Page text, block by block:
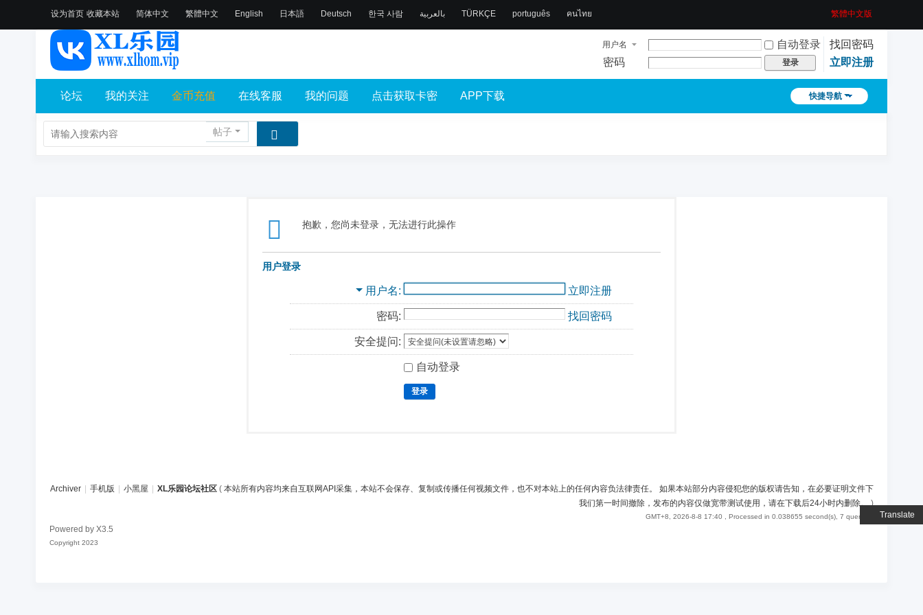
设为首页 收藏本站
Translate
简体中文 繁體中文 English 日本語 Deutsch 한국 사람 بالعربية TÜRKÇE português คนไทย 繁體中文版
用户名 自动登录
找回密码
密码
登录 立即注册
快捷导航
论坛 我的关注 金币充值 在线客服 我的问题 点击获取卡密 APP下载
帖子
抱歉，您尚未登录，无法进行此操作
用户登录
用户名 立即注册
密码: 找回密码
安全提问:
自动登录
登录
Archiver 手机版 小黑屋 XL乐园论坛社区 ( 本站所有内容均来自互联网API采集，本站不会保存、复制或传播任何视频文件，也不对本站上的任何内容负法律责任。 如果本站部分内容侵犯您的版权请告知，在必要证明文件下
我们第一时间撤除，发布的内容仅做宽带测试使用，请在下载后24小时内删除。)
GMT+8, 2026-8-8 17:40 , Processed in 0.038655 second(s), 7 queries .
Powered by X3.5
Copyright 2023